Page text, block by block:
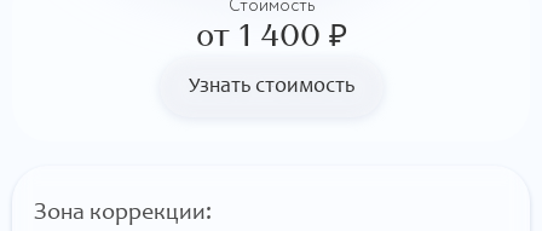
Стоимость
от 1 400 ₽
Узнать стоимость
Зона коррекции: